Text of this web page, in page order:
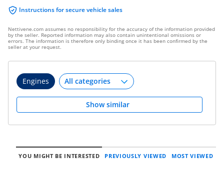
Instructions for secure vehicle sales
Nettivene.com assumes no responsibility for the accuracy of the information provided
by the seller. Reported information may also contain unintentional omissions or
errors. The information is therefore only binding once it has been confirmed by the
seller at your request.
Engines
Show similar
YOU MIGHT BE INTERESTED PREVIOUSLY VIEWED MOST VIEWED